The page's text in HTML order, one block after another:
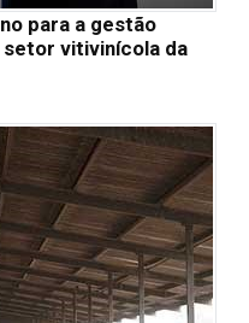
para a gestão
vitivinícola da